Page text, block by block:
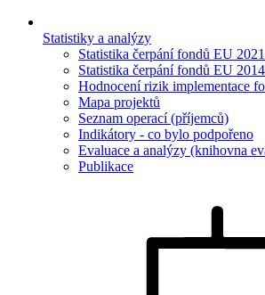
Statistiky a analýzy
Statistika čerpání fondů EU
Statistika čerpání fondů EU
Hodnocení rizik implementace
Mapa projektů
Seznam operací (příjemců)
Indikátory - co bylo podpořeno
Evaluace a analýzy (knihovna
Publikace